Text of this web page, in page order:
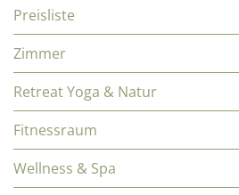
Preisliste
Zimmer
Retreat Yoga & Natur
Fitnessraum
Wellness & Spa